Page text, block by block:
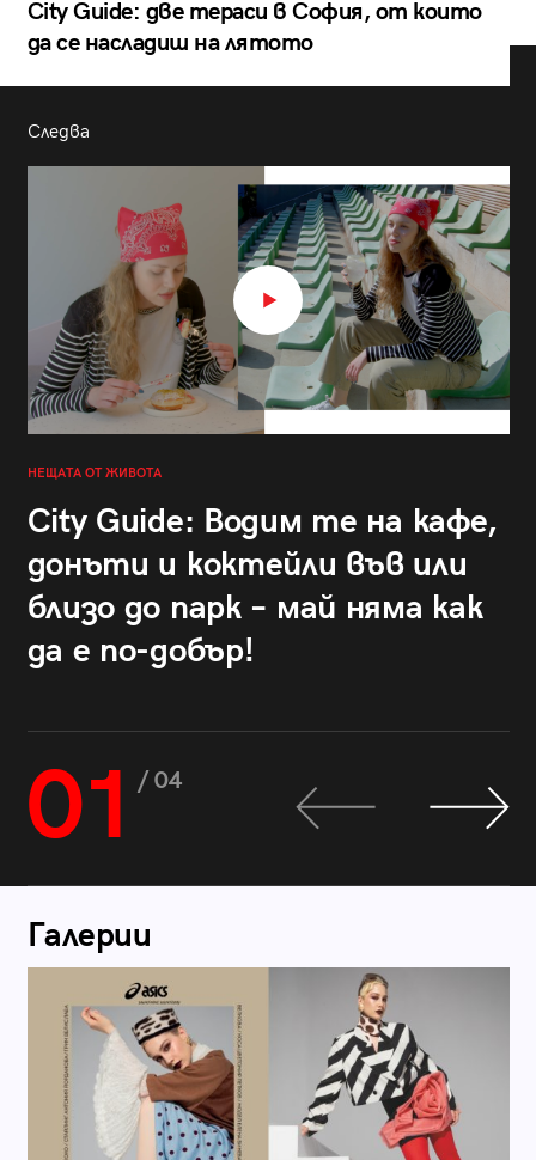
City Guide: две тераси в София, от които
да се насладиш на лятото
Следва
НЕЩАТА ОТ ЖИВОТА
City Guide: Водим те на кафе,
донъти и коктейли във или
близо до парк – май няма как
да е по-добър!
01 / 04
Галерии